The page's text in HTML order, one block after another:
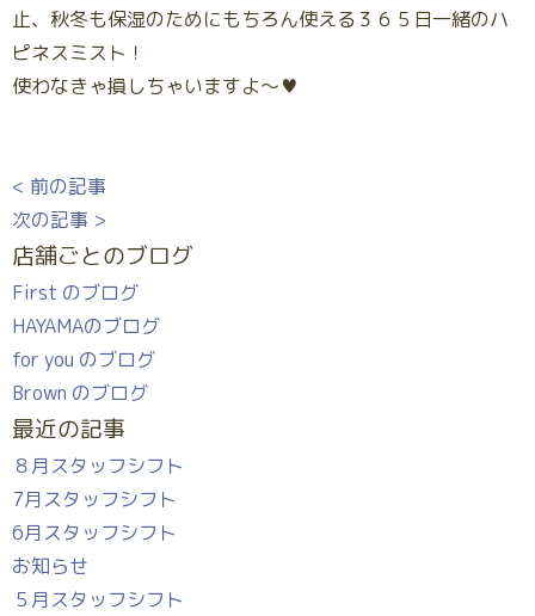
止、秋冬も保湿のためにもちろん使える３６５日一緒のハ
ピネスミスト！
使わなきゃ損しちゃいますよ～♥
< 前の記事
次の記事 >
店舗ごとのブログ
First のブログ
HAYAMAのブログ
for you のブログ
Brown のブログ
最近の記事
８月スタッフシフト
7月スタッフシフト
6月スタッフシフト
お知らせ
５月スタッフシフト